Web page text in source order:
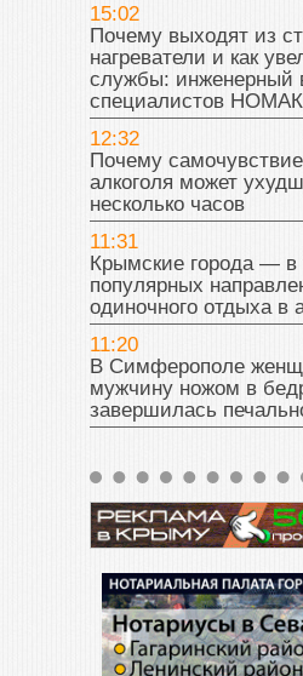
15:02
Почему выходят из
нагреватели и как
службы: инженерный
специалистов
12:32
Почему
алкоголя может
несколько часов
11:31
Крымские города — в
популярных
одиночного отдыха в
11:20
В Симферополе
мужчину ножом в
завершилась